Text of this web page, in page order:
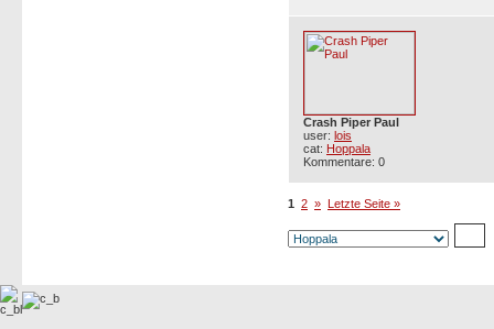
Crash Piper Paul
user: lois
cat: Hoppala
Kommentare: 0
1 2 » Letzte Seite »